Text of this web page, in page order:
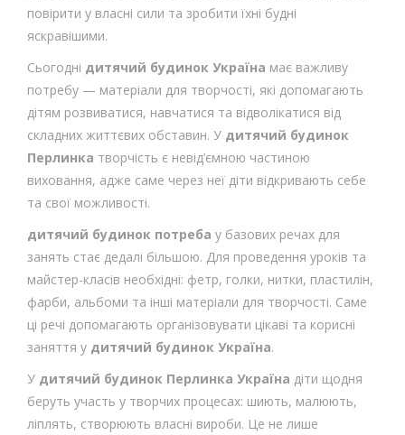
повірити у власні сили та зробити їхні будні
яскравішими.
Сьогодні дитячий будинок Україна має важливу
потребу — матеріали для творчості, які допомагають
дітям розвиватися, навчатися та відволікатися від
складних життєвих обставин. У дитячий будинок
Перлинка творчість є невід’ємною частиною
виховання, адже саме через неї діти відкривають себе
та свої можливості.
дитячий будинок потреба у базових речах для
занять стає дедалі більшою. Для проведення уроків та
майстер-класів необхідні: фетр, голки, нитки, пластилін,
фарби, альбоми та інші матеріали для творчості. Саме
ці речі допомагають організовувати цікаві та корисні
заняття у дитячий будинок Україна.
У дитячий будинок Перлинка Україна діти щодня
беруть участь у творчих процесах: шиють, малюють,
ліплять, створюють власні вироби. Це не лише